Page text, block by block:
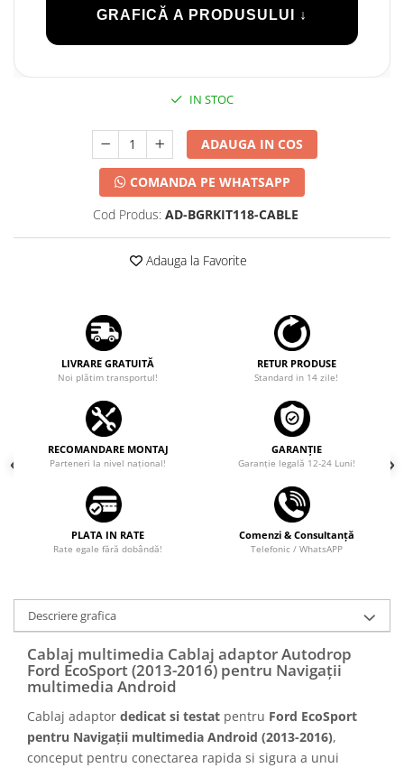
GRAFICĂ A PRODUSULUI ↓
IN STOC
ADAUGA IN COS
COMANDA PE WHATSAPP
Cod Produs: AD-BGRKIT118-CABLE
Adauga la Favorite
LIVRARE GRATUITĂ
Noi plătim transportul!
RETUR PRODUSE
Standard in 14 zile!
RECOMANDARE MONTAJ
Parteneri la nivel național!
GARANȚIE
Garanţie legală 12-24 Luni!
PLATA IN RATE
Rate egale fără dobândă!
Comenzi & Consultanță
Telefonic / WhatsAPP
Descriere grafica
Cablaj multimedia Cablaj adaptor Autodrop
Ford EcoSport (2013-2016) pentru Navigații
multimedia Android
Cablaj adaptor dedicat si testat pentru Ford EcoSport
pentru Navigații multimedia Android (2013-2016),
conceput pentru conectarea rapida si sigura a unui